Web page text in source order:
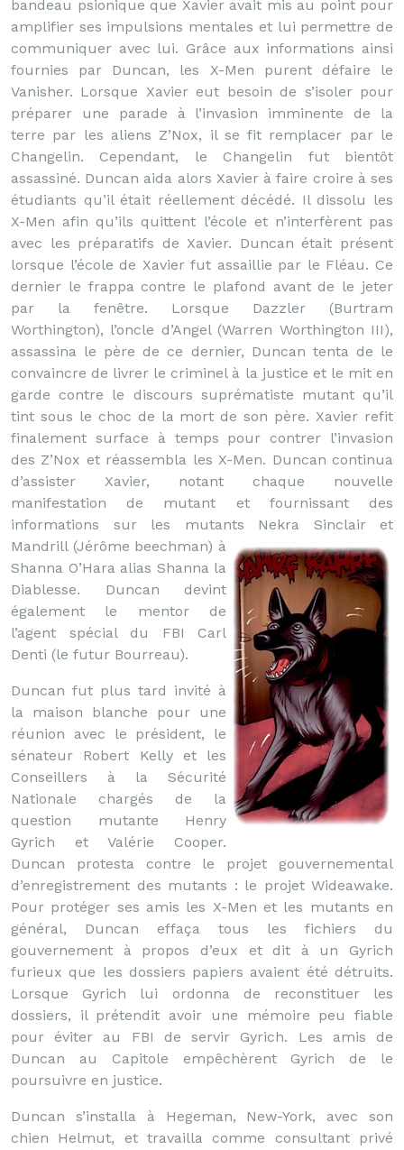
bandeau psionique que Xavier avait mis au point pour
amplifier ses impulsions mentales et lui permettre de
communiquer avec lui. Grâce aux informations ainsi
fournies par Duncan, les X-Men purent défaire le
Vanisher. Lorsque Xavier eut besoin de s’isoler pour
préparer une parade à l’invasion imminente de la
terre par les aliens Z’Nox, il se fit remplacer par le
Changelin. Cependant, le Changelin fut bientôt
assassiné. Duncan aida alors Xavier à faire croire à ses
étudiants qu’il était réellement décédé. Il dissolu les
X-Men afin qu’ils quittent l’école et n’interfèrent pas
avec les préparatifs de Xavier. Duncan était présent
lorsque l’école de Xavier fut assaillie par le Fléau. Ce
dernier le frappa contre le plafond avant de le jeter
par la fenêtre. Lorsque Dazzler (Burtram
Worthington), l’oncle d’Angel (Warren Worthington III),
assassina le père de ce dernier, Duncan tenta de le
convaincre de livrer le criminel à la justice et le mit en
garde contre le discours suprématiste mutant qu’il
tint sous le choc de la mort de son père. Xavier refit
finalement surface à temps pour contrer l’invasion
des Z’Nox et réassembla les X-Men. Duncan continua
d’assister Xavier, notant chaque nouvelle
manifestation de mutant et fournissant des
informations sur les mutants Nekra Sinclair et
Mandrill (Jérôme beechman) à
Shanna O’Hara alias Shanna la
Diablesse. Duncan devint
également le mentor de
l’agent spécial du FBI Carl
Denti (le futur Bourreau).
Duncan fut plus tard invité à
la maison blanche pour une
réunion avec le président, le
sénateur Robert Kelly et les
Conseillers à la Sécurité
Nationale chargés de la
question mutante Henry
Gyrich et Valérie Cooper.
Duncan protesta contre le projet gouvernemental
d’enregistrement des mutants : le projet Wideawake.
Pour protéger ses amis les X-Men et les mutants en
général, Duncan effaça tous les fichiers du
gouvernement à propos d’eux et dit à un Gyrich
furieux que les dossiers papiers avaient été détruits.
Lorsque Gyrich lui ordonna de reconstituer les
dossiers, il prétendit avoir une mémoire peu fiable
pour éviter au FBI de servir Gyrich. Les amis de
Duncan au Capitole empêchèrent Gyrich de le
poursuivre en justice.
Duncan s’installa à Hegeman, New-York, avec son
chien Helmut, et travailla comme consultant privé